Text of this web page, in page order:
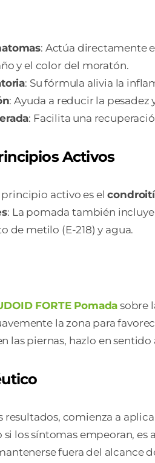
: Actúa directamente
y el color del moratón.
: Su fórmula alivia la
: Ayuda a reducir la
: Facilita una
Activos
principio activo es el
: La pomada también
de metilo (E-218) y agua.
FORTE Pomada sobre
la zona para
las piernas, hazlo en
resultados, comienza a
si los síntomas empeoran,
fuera del alcance